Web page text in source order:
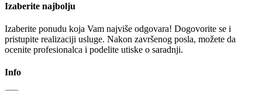
Izaberite najbolju
Izaberite ponudu koja Vam najviše odgovara! Dogovorite se i
pristupite realizaciji usluge. Nakon završenog posla, možete da
ocenite profesionalca i podelite utiske o saradnji.
Info